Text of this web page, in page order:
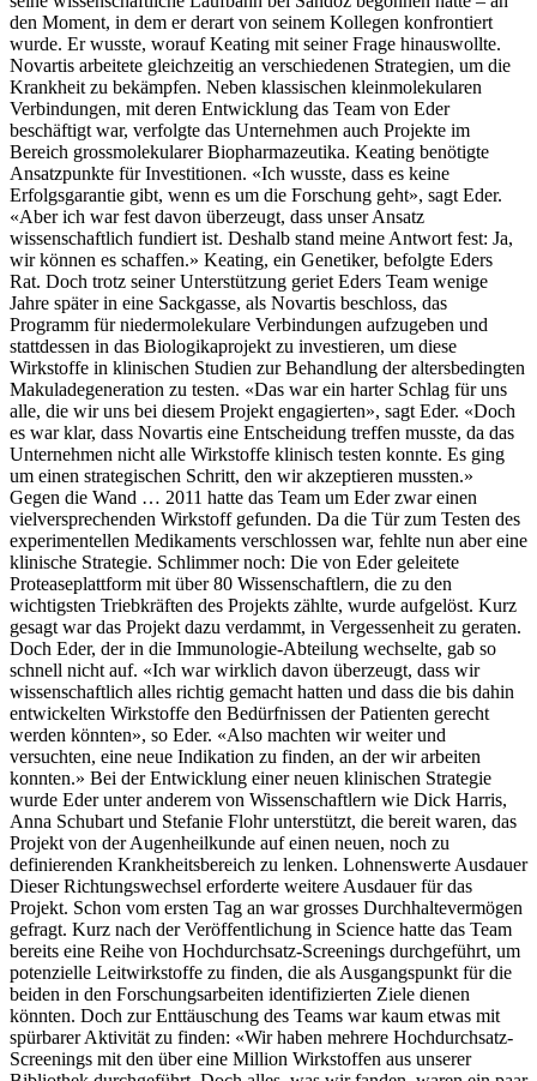
den Moment, in dem er derart von seinem Kollegen konfrontiert
wurde. Er wusste, worauf Keating mit seiner Frage hinauswollte.
Novartis arbeitete gleichzeitig an verschiedenen Strategien, um die
Krankheit zu bekämpfen. Neben klassischen kleinmolekularen
Verbindungen, mit deren Entwicklung das Team von Eder
beschäftigt war, verfolgte das Unternehmen auch Projekte im
Bereich grossmolekularer Biopharmazeutika. Keating benötigte
Ansatzpunkte für Investitionen. «Ich wusste, dass es keine
Erfolgsgarantie gibt, wenn es um die Forschung geht», sagt Eder.
«Aber ich war fest davon überzeugt, dass unser Ansatz
wissenschaftlich fundiert ist. Deshalb stand meine Antwort fest: Ja,
wir können es schaffen.» Keating, ein Genetiker, befolgte Eders
Rat. Doch trotz seiner Unterstützung geriet Eders Team wenige
Jahre später in eine Sackgasse, als Novartis beschloss, das
Programm für niedermolekulare Verbindungen aufzugeben und
stattdessen in das Biologikaprojekt zu investieren, um diese
Wirkstoffe in klinischen Studien zur Behandlung der altersbedingten
Makuladegeneration zu testen. «Das war ein harter Schlag für uns
alle, die wir uns bei diesem Projekt engagierten», sagt Eder. «Doch
es war klar, dass Novartis eine Entscheidung treffen musste, da das
Unternehmen nicht alle Wirkstoffe klinisch testen konnte. Es ging
um einen strategischen Schritt, den wir akzeptieren mussten.»
Gegen die Wand … 2011 hatte das Team um Eder zwar einen
vielversprechenden Wirkstoff gefunden. Da die Tür zum Testen des
experimentellen Medikaments verschlossen war, fehlte nun aber eine
klinische Strategie. Schlimmer noch: Die von Eder geleitete
Proteaseplattform mit über 80 Wissenschaftlern, die zu den
wichtigsten Triebkräften des Projekts zählte, wurde aufgelöst. Kurz
gesagt war das Projekt dazu verdammt, in Vergessenheit zu geraten.
Doch Eder, der in die Immunologie-Abteilung wechselte, gab so
schnell nicht auf. «Ich war wirklich davon überzeugt, dass wir
wissenschaftlich alles richtig gemacht hatten und dass die bis dahin
entwickelten Wirkstoffe den Bedürfnissen der Patienten gerecht
werden könnten», so Eder. «Also machten wir weiter und
versuchten, eine neue Indikation zu finden, an der wir arbeiten
konnten.» Bei der Entwicklung einer neuen klinischen Strategie
wurde Eder unter anderem von Wissenschaftlern wie Dick Harris,
Anna Schubart und Stefanie Flohr unterstützt, die bereit waren, das
Projekt von der Augenheilkunde auf einen neuen, noch zu
definierenden Krankheitsbereich zu lenken. Lohnenswerte Ausdauer
Dieser Richtungswechsel erforderte weitere Ausdauer für das
Projekt. Schon vom ersten Tag an war grosses Durchhaltevermögen
gefragt. Kurz nach der Veröffentlichung in Science hatte das Team
bereits eine Reihe von Hochdurchsatz-Screenings durchgeführt, um
potenzielle Leitwirkstoffe zu finden, die als Ausgangspunkt für die
beiden in den Forschungsarbeiten identifizierten Ziele dienen
könnten. Doch zur Enttäuschung des Teams war kaum etwas mit
spürbarer Aktivität zu finden: «Wir haben mehrere Hochdurchsatz-
Screenings mit den über eine Million Wirkstoffen aus unserer